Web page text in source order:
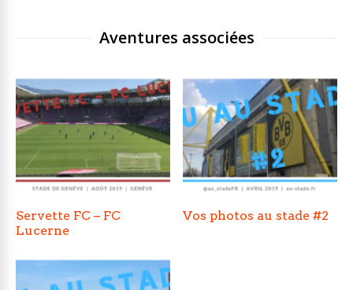
Aventures associées
Servette FC – FC
Lucerne
Vos photos au stade #2